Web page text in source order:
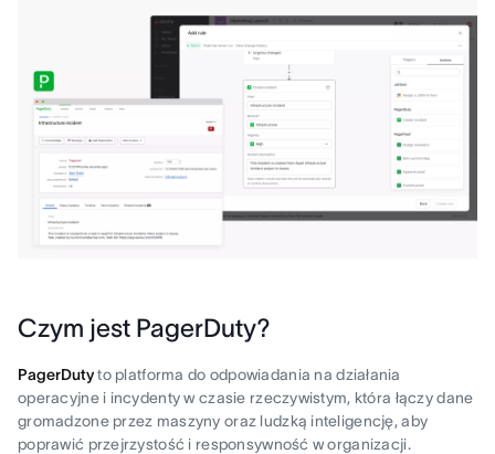
Czym jest PagerDuty?
PagerDutyto platforma do odpowiadania na działania
operacyjne i incydenty w czasie rzeczywistym, która łączy dane
gromadzone przez maszyny oraz ludzką inteligencję, aby
poprawić przejrzystość i responsywność w organizacji.